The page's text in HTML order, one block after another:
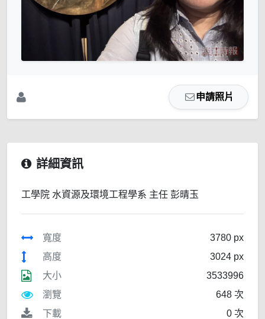
申請照片
詳細資訊
工學院 水資源及環境工程學系 主任 彭晴玉
寬度
3780 px
高度
3024 px
大小
3533996
瀏覽
648 次
下載
0 次